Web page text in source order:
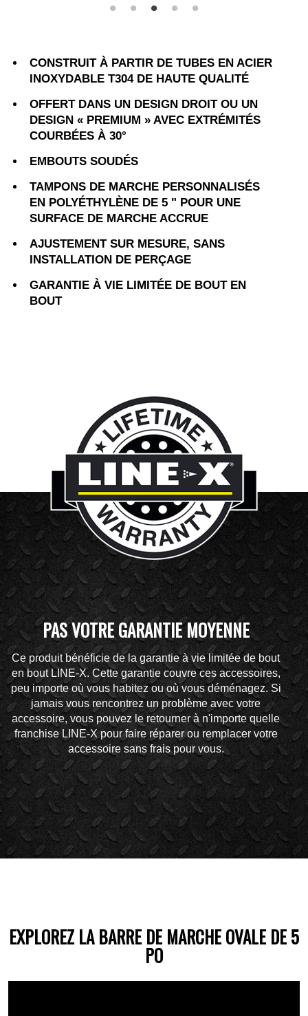
CONSTRUIT À PARTIR DE TUBES EN ACIER
INOXYDABLE T304 DE HAUTE QUALITÉ
OFFERT DANS UN DESIGN DROIT OU UN
DESIGN « PREMIUM » AVEC EXTRÉMITÉS
COURBÉES À 30°
EMBOUTS SOUDÉS
TAMPONS DE MARCHE PERSONNALISÉS
EN POLYÉTHYLÈNE DE 5 " POUR UNE
SURFACE DE MARCHE ACCRUE
AJUSTEMENT SUR MESURE, SANS
INSTALLATION DE PERÇAGE
GARANTIE À VIE LIMITÉE DE BOUT EN
BOUT
PAS VOTRE GARANTIE MOYENNE
Ce produit bénéficie de la garantie à vie limitée de bout
en bout LINE-X. Cette garantie couvre ces accessoires,
peu importe où vous habitez ou où vous déménagez. Si
jamais vous rencontrez un problème avec votre
accessoire, vous pouvez le retourner à n'importe quelle
franchise LINE-X pour faire réparer ou remplacer votre
accessoire sans frais pour vous.
EXPLOREZ LA BARRE DE MARCHE OVALE DE 5
PO